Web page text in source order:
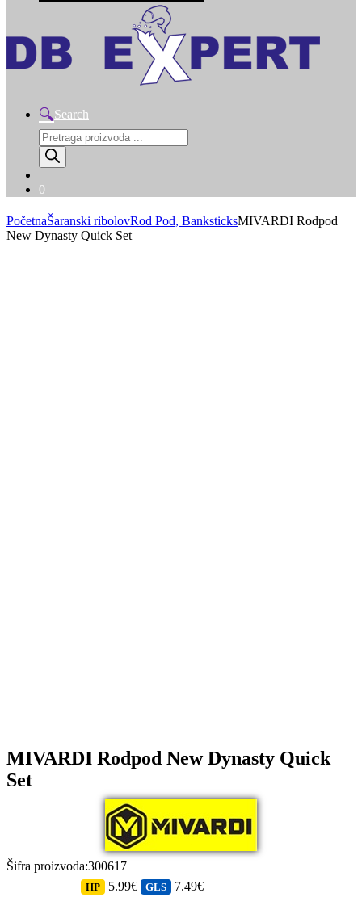
Search
Products
search
0
PočetnaŠaranski ribolovRod Pod, BanksticksMIVARDI Rodpod
New Dynasty Quick Set
MIVARDI Rodpod New Dynasty Quick
Set
Šifra proizvoda:300617
HP 5.99€ GLS 7.49€